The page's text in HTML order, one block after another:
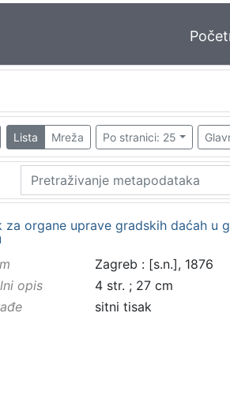
Lista Mreža Po stranici: 25
za organe uprave gradskih daćah u
Zagreb : [s.n.], 1876
opis
4 str. ; 27 cm
sitni tisak